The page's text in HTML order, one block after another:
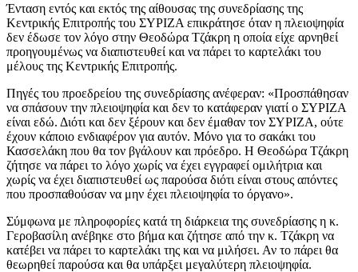
Ένταση εντός και εκτός της αίθουσας της συνεδρίασης της
Κεντρικής Επιτροπής του ΣΥΡΙΖΑ επικράτησε όταν η πλειοψηφία
δεν έδωσε τον λόγο στην Θεοδώρα Τζάκρη η οποία είχε αρνηθεί
προηγουμένως να διαπιστευθεί και να πάρει το καρτελάκι του
μέλους της Κεντρικής Επιτροπής.
Πηγές του προεδρείου της συνεδρίασης ανέφεραν: «Προσπάθησαν
να σπάσουν την πλειοψηφία και δεν το κατάφεραν γιατί ο ΣΥΡΙΖΑ
είναι εδώ. Διότι και δεν ξέρουν και δεν έμαθαν τον ΣΥΡΙΖΑ, ούτε
έχουν κάποιο ενδιαφέρον για αυτόν. Μόνο για το σακάκι του
Κασσελάκη που θα τον βγάλουν και πρόεδρο. Η Θεοδώρα Τζάκρη
ζήτησε να πάρει το λόγο χωρίς να έχει εγγραφεί ομιλήτρια και
χωρίς να έχει διαπιστευθεί ως παρούσα διότι είναι στους απόντες
που προσπαθούσαν να μην έχει πλειοψηφία το όργανο».
Σύμφωνα με πληροφορίες κατά τη διάρκεια της συνεδρίασης η κ.
Γεροβασίλη ανέβηκε στο βήμα και ζήτησε από την κ. Τζάκρη να
κατέβει να πάρει το καρτελάκι της και να μιλήσει. Αν το πάρει θα
θεωρηθεί παρούσα και θα υπάρξει μεγαλύτερη πλειοψηφία.